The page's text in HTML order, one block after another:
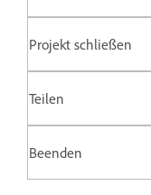
Projekt schließen
Teilen
Beenden